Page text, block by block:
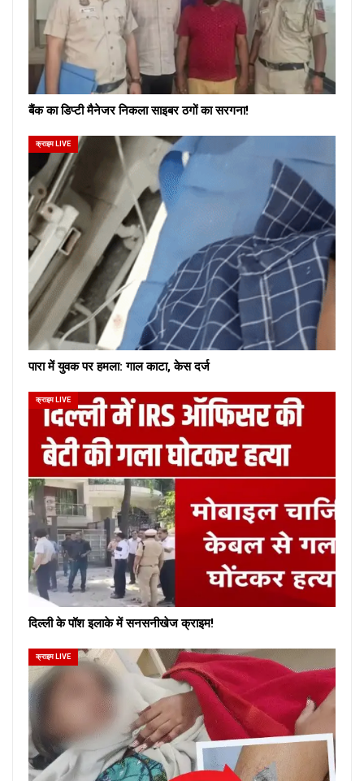
बैंक का डिप्टी मैनेजर निकला साइबर ठगों का सरगना!
क्राइम LIVE
पारा में युवक पर हमला: गाल काटा, केस दर्ज
क्राइम LIVE
दिल्ली के पॉश इलाके में सनसनीखेज क्राइम!
क्राइम LIVE